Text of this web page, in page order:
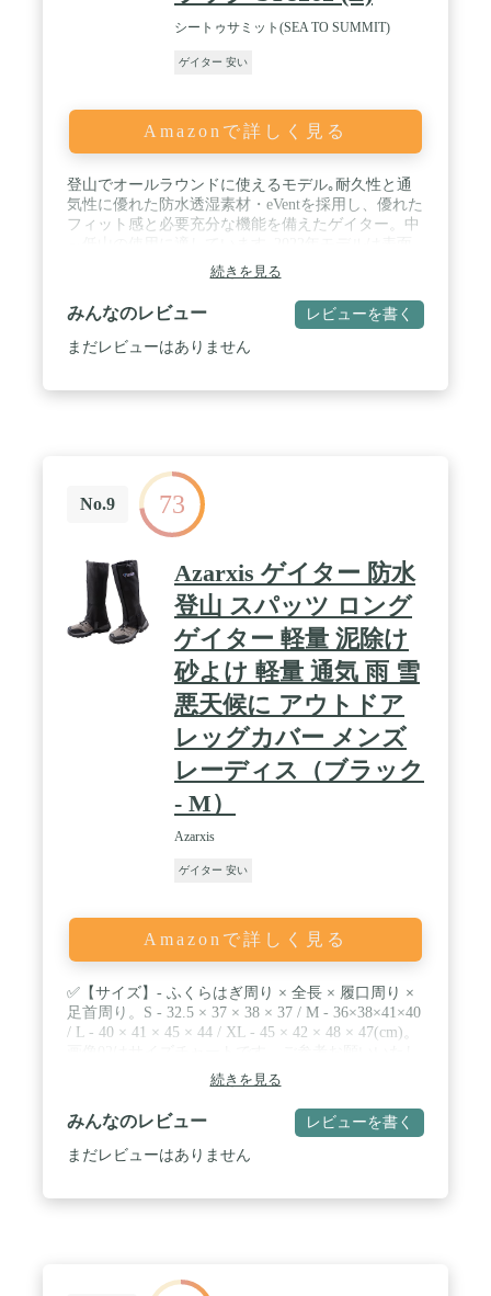
シートゥサミット(SEA TO SUMMIT)
ゲイター 安い
Amazonで詳しく見る
登山でオールラウンドに使えるモデル｡耐久性と通
気性に優れた防水透湿素材・eVentを採用し、優れた
フィット感と必要充分な機能を備えたゲイター。中
の撥水処理がPFCフリーのDWRになりました。
続きを見る
みんなのレビュー レビューを書く
まだレビューはありません
No.9 73
Azarxis ゲイター 防水
登山 スパッツ ロング
ゲイター 軽量 泥除け
砂よけ 軽量 通気 雨 雪
悪天候に アウトドア
レッグカバー メンズ
レーディス（ブラック
- M）
Azarxis
ゲイター 安い
Amazonで詳しく見る
✅【サイズ】- ふくらはぎ周り × 全長 × 履口周り ×
足首周り。S - 32.5 × 37 × 38 × 37 / M - 36×38×41×40
/ L - 40 × 41 × 45 × 44 / XL - 45 × 42 × 48 × 47(cm)。
ます / ✅【防水性】- ロングゲイターは600Ｄオック
スフォード生地で、軽量で裂けにくいです。表地は
撥水加工を施しており、 耐水圧6000mmになります
/ ✅【足カバー】- 登山スパッツは膝下から足首まで
をカバーして、露や雨、泥跳ねからガードします。
ら靴底にまわし、バックルで締めると完成です。お
続きを見る
みんなのレビュー レビューを書く
まだレビューはありません